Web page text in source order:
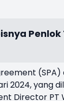
(SPA)
2024, yang
Director PT